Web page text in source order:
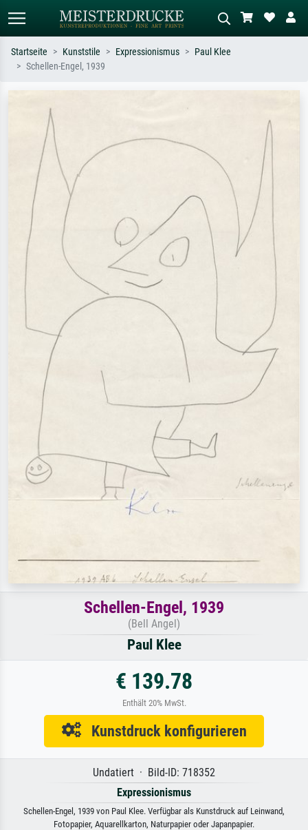
oder Stilen – z.B. Monet,
Sternennacht, Impressionismus, Welle
Ölgemälde, Stehender Akt neben einem
Startseite Kunststile Expressionismus
Paul Klee
Schellen-Engel, 1939
Schellen-Engel, 1939
(Bell Angel)
Paul Klee
€ 139.78
Enthält 20% MwSt.
Kunstdruck konfigurieren
Undatiert · Bild-ID: 718352
Expressionismus
Schellen-Engel, 1939 von Paul Klee. Verfügbar als Kunstdruck auf Leinwand,
Fotopapier, Aquarellkarton, Naturpapier oder Japanpapier.